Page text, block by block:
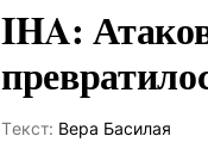
IHA:
Tекст: Вера Басилая